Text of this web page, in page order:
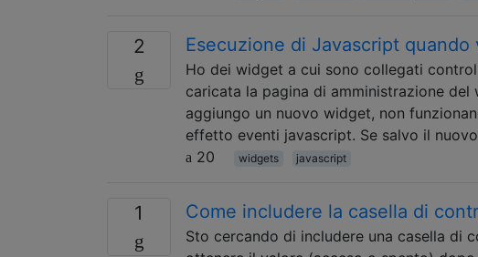
2 Esecuzione di Javascript
Ho dei widget a cui sono collegati
caricata la pagina di amministrazione
aggiungo un nuovo widget, non
effetto eventi javascript. Se salvo il
20
widgets javascript
1 Come includere la casella di
Sto cercando di includere una casella di